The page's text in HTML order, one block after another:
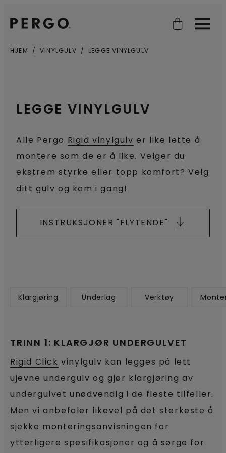
Open searchOpen
HJEM VINYLGULV LEGGE VINYLGULV
LEGGE VINYLGULV
Alle Pergo Rigid vinylgulv er like lette å
montere som de er å like. Velger du
ekstrem styrke eller topp komfort? Velg
ditt gulv og kom i gang!
INSTRUKSJONER "FLYTENDE"
Klargjøring Underlag Verktøy
TRINN 1: KLARGJØR UNDERGULVET
Rigid Click vinylgulv kan legges på lett
ujevne undergulv og gjør klargjøring av
undergulvet unødvendig i de fleste tilfeller.
Men vi anbefaler likevel på det sterkeste å
sjekke monteringsanvisningen for
ytterligere spesifikasjoner og å sørge for